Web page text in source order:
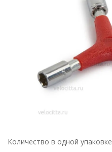
Количество в одной упаковке